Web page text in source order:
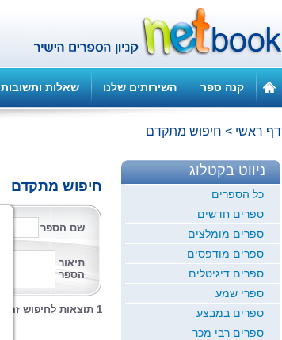
קנה ספר השירותים שלנו שאלות ותשובות
דף ראשי > חיפוש מתקדם
חיפוש מתקדם
שם הספר
תיאור
הספר
1 תוצאות לחיפוש זה
ניווט בקטלוג
כל הספרים
ספרים חדשים
ספרים מומלצים
ספרים מודפסים
ספרים דיגיטלים
ספרי שמע
ספרים במבצע
ספרים רבי מכר